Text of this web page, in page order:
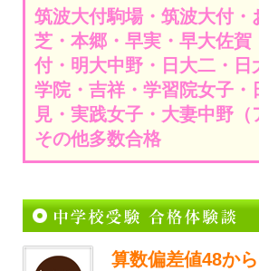
筑波大付駒場・筑波大付
芝・本郷・早実・早大佐
付・明大中野・日大二・
学院・吉祥・学習院女子
見・実践女子・大妻中野
その他多数合格
算数偏差値48か